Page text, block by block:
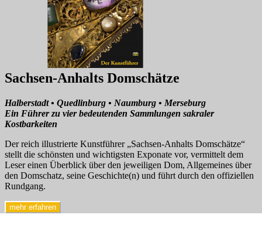
Sachsen-Anhalts Domschätze
Halberstadt • Quedlinburg • Naumburg • Merseburg
Ein Führer zu vier bedeutenden Sammlungen sakraler
Kostbarkeiten
Der reich illustrierte Kunstführer „Sachsen-Anhalts Domschätze“
stellt die schönsten und wichtigsten Exponate vor, vermittelt dem
Leser einen Überblick über den jeweiligen Dom, Allgemeines über
den Domschatz, seine Geschichte(n) und führt durch den offiziellen
Rundgang.
mehr erfahren